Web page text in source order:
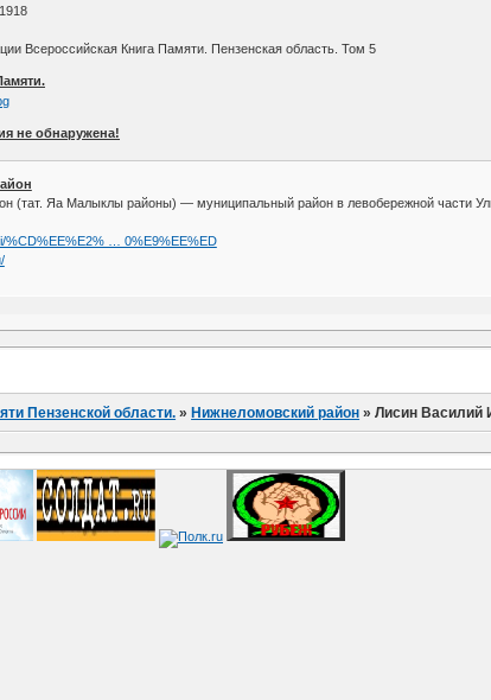
Всероссийская Книга Памяти. Пензенская область. Том 5
не обнаружена!
(тат. Яа Малыклы районы) — муниципальный район в левобережной части
%CD%EE%E2% … 0%E9%EE%ED
Пензенской области. » Нижнеломовский район »Лисин Василий